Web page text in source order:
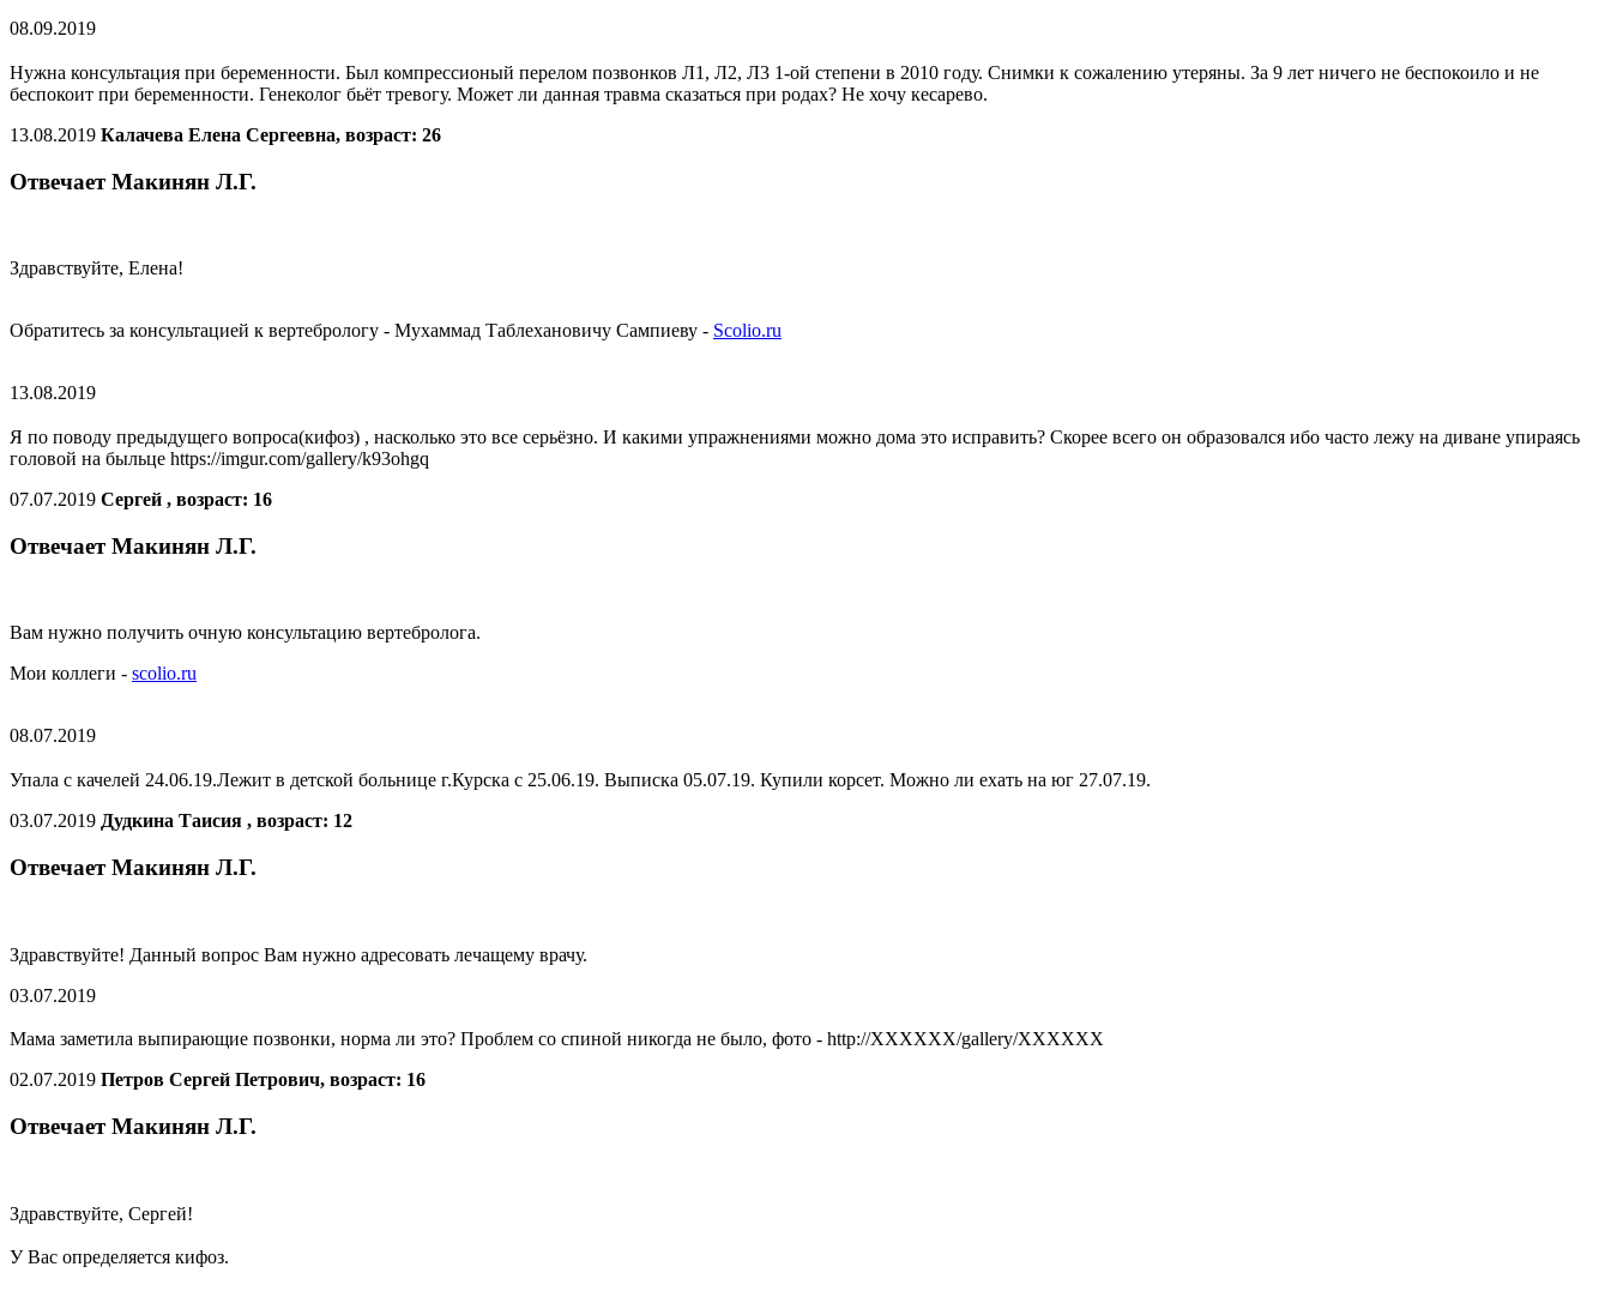
08.09.2019
Нужна консультация при беременности. Был компрессионый перелом позвонков Л1, Л2, Л3 1-ой степени в 2010 году. Снимки к сожалению утеряны. За 9 лет ничего не беспокоило и не
беспокоит при беременности. Генеколог бьёт тревогу. Может ли данная травма сказаться при родах? Не хочу кесарево.
13.08.2019 Калачева Елена Сергеевна, возраст: 26
Отвечает Макинян Л.Г.
Здравствуйте, Елена!
Обратитесь за консультацией к вертебрологу - Мухаммад Таблехановичу Сампиеву - Scolio.ru
13.08.2019
Я по поводу предыдущего вопроса(кифоз) , насколько это все серьёзно. И какими упражнениями можно дома это исправить? Скорее всего он образовался ибо часто лежу на диване упираясь
головой на быльце https://imgur.com/gallery/k93ohgq
07.07.2019 Сергей , возраст: 16
Отвечает Макинян Л.Г.
Вам нужно получить очную консультацию вертебролога.
Мои коллеги - scolio.ru
08.07.2019
Упала с качелей 24.06.19.Лежит в детской больнице г.Курска с 25.06.19. Выписка 05.07.19. Купили корсет. Можно ли ехать на юг 27.07.19.
03.07.2019 Дудкина Таисия , возраст: 12
Отвечает Макинян Л.Г.
Здравствуйте! Данный вопрос Вам нужно адресовать лечащему врачу.
03.07.2019
Мама заметила выпирающие позвонки, норма ли это? Проблем со спиной никогда не было, фото - http://XXXXXX/gallery/XXXXXX
02.07.2019 Петров Сергей Петрович, возраст: 16
Отвечает Макинян Л.Г.
Здравствуйте, Сергей!
У Вас определяется кифоз.